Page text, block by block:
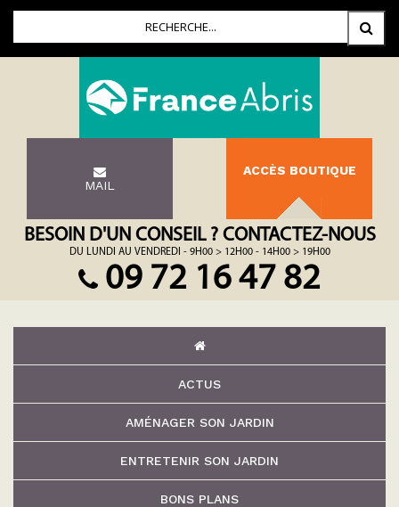
MAIL
ACCÈS BOUTIQUE
BESOIN D'UN CONSEIL ? CONTACTEZ-NOUS
DU LUNDI AU VENDREDI - 9H00 > 12H00 - 14H00 > 19H00
09 72 16 47 82
ACTUS
AMÉNAGER SON JARDIN
ENTRETENIR SON JARDIN
BONS PLANS